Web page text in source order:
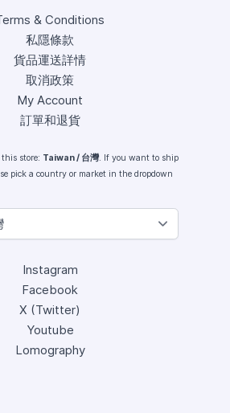
& Conditions
私隱條款
貨品運送詳情
取消政策
My Account
訂單和退貨
store: Taiwan / 台灣. If you want to ship
pick a country or market in the dropdown
Instagram
Facebook
X (Twitter)
Youtube
Lomography